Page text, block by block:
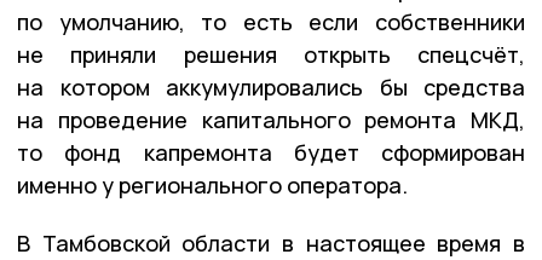
по умолчанию, то есть если собственники
не приняли решения открыть спецсчёт,
на котором аккумулировались бы средства
на проведение капитального ремонта МКД,
то фонд капремонта будет сформирован
именно у регионального оператора.
В Тамбовской области в настоящее время в